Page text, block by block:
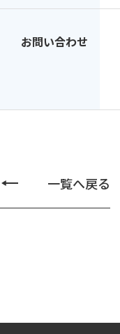
お問い合わせ
一覧へ戻る